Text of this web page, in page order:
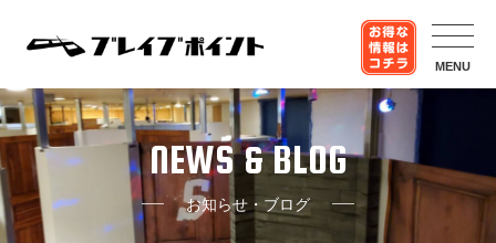
MENU
NEWS & BLOG
お知らせ・ブログ